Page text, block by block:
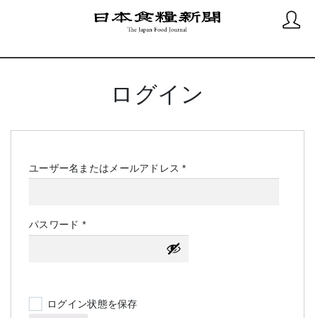
ログイン
ユーザー名またはメールアドレス*必
パスワード *必
須
ログイン状態を保存